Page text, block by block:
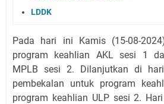
LDDK
Pada hari ini Kamis (15-08-
program keahlian AKL sesi 1
MPLB sesi 2. Dilanjutkan di
pembekalan untuk program
program keahlian ULP sesi 2.